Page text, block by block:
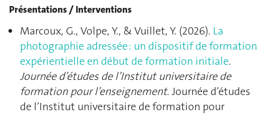
Présentations / Interventions
Marcoux, G., Volpe, Y., & Vuillet, Y. (2026). La
photographie adressée : un dispositif de formation
expérientielle en début de formation initiale.
Journée d’études de l’Institut universitaire de
formation pour l’enseignement. Journée d’études
de l’Institut universitaire de formation pour